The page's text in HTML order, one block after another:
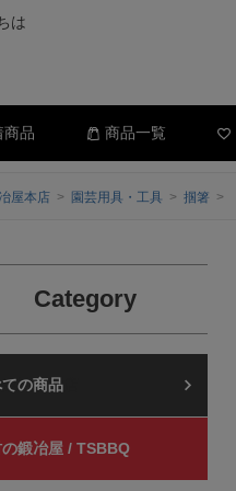
は
商品 商品一覧
屋本店 園芸用具・工具 掴箸
Category
冶屋本店
鍛冶屋 / TSBBQ